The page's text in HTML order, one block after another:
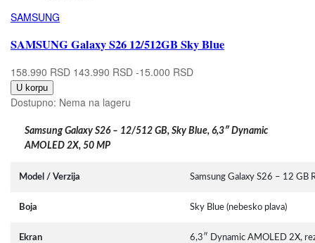
SAMSUNG
SAMSUNG Galaxy S26 12/512GB Sky Blue
158.990 RSD 143.990 RSD -15.000 RSD
U korpu
Dostupno: Nema na lageru
Samsung Galaxy S26 – 12/512 GB, Sky Blue, 6,3″ Dynamic
AMOLED 2X, 50 MP
Model / Verzija Samsung Galaxy S26 – 12 GB
Boja Sky Blue (nebesko plava)
Ekran 6,3″ Dynamic AMOLED 2X,